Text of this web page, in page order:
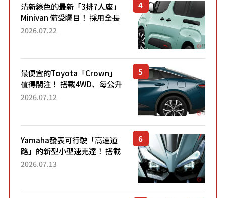
清新綠色的最新「3排7人座」
Minivan 備受矚目！ 採用全長
4.7公尺剛剛好的車身尺寸與
2026.07.22
最便宜的Toyota「Crown」
值得關注！ 搭載4WD、每公升
22.4公里低油耗表現超亮眼！
2026.07.12
Yamaha發表可行駛「高速道
路」的新型小型速克達！ 搭載
能享受超強勁「渦輪感」的動
2026.07.13